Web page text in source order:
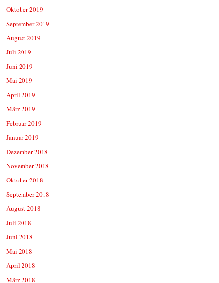
Oktober 2019
September 2019
August 2019
Juli 2019
Juni 2019
Mai 2019
April 2019
März 2019
Februar 2019
Januar 2019
Dezember 2018
November 2018
Oktober 2018
September 2018
August 2018
Juli 2018
Juni 2018
Mai 2018
April 2018
März 2018